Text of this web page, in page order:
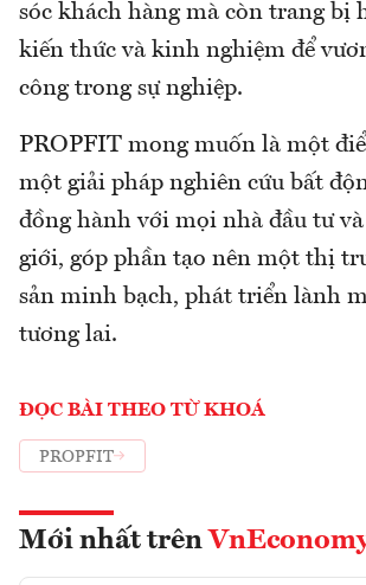
sóc khách hàng mà còn trang bị
kiến thức và kinh nghiệm để
công trong sự nghiệp.
PROPFIT mong muốn là một
một giải pháp nghiên cứu bất
đồng hành với mọi nhà đầu tư
giới, góp phần tạo nên một thị
sản minh bạch, phát triển lành
tương lai.
ĐỌC BÀI THEO TỪ KHOÁ
PROPFIT
Mới nhất trên